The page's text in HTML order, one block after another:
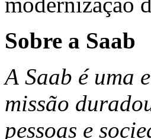
Sobre a Saab
A Saab é uma
missão
pessoas e